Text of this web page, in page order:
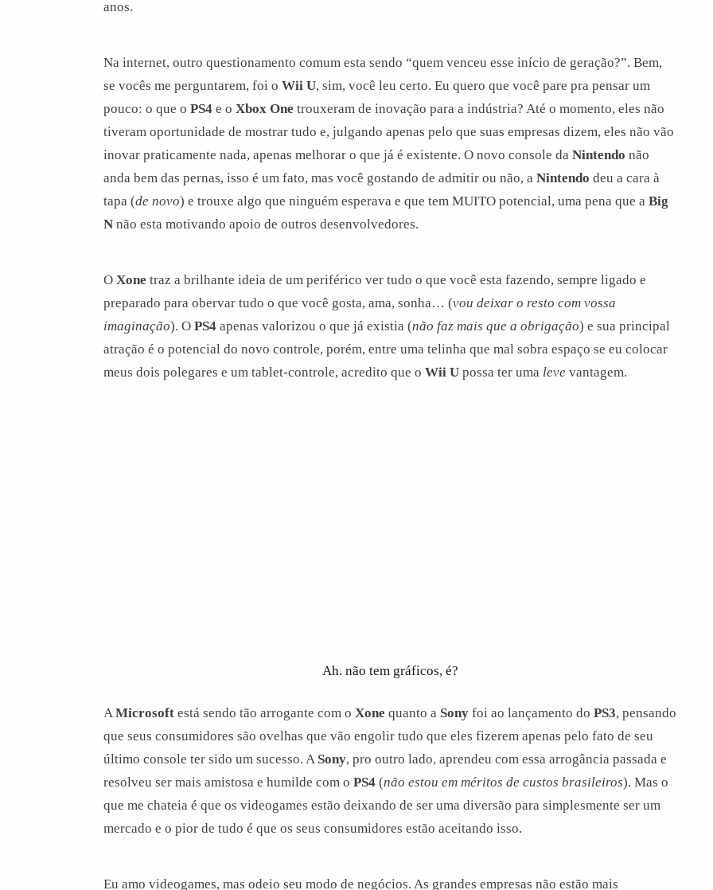
anos.
Na internet, outro questionamento comum esta sendo “quem venceu esse início de geração?”. Bem,
se vocês me perguntarem, foi o Wii U, sim, você leu certo. Eu quero que você pare pra pensar um
pouco: o que o PS4 e o Xbox One trouxeram de inovação para a indústria? Até o momento, eles não
tiveram oportunidade de mostrar tudo e, julgando apenas pelo que suas empresas dizem, eles não vão
inovar praticamente nada, apenas melhorar o que já é existente. O novo console da Nintendo não
anda bem das pernas, isso é um fato, mas você gostando de admitir ou não, a Nintendo deu a cara à
tapa (de novo) e trouxe algo que ninguém esperava e que tem MUITO potencial, uma pena que a Big
N não esta motivando apoio de outros desenvolvedores.
O Xone traz a brilhante ideia de um periférico ver tudo o que você esta fazendo, sempre ligado e
preparado para obervar tudo o que você gosta, ama, sonha… (vou deixar o resto com vossa
imaginação). O PS4 apenas valorizou o que já existia (não faz mais que a obrigação) e sua principal
atração é o potencial do novo controle, porém, entre uma telinha que mal sobra espaço se eu colocar
meus dois polegares e um tablet-controle, acredito que o Wii U possa ter uma leve vantagem.
Ah. não tem gráficos, é?
A Microsoft está sendo tão arrogante com o Xone quanto a Sony foi ao lançamento do PS3, pensando
que seus consumidores são ovelhas que vão engolir tudo que eles fizerem apenas pelo fato de seu
último console ter sido um sucesso. A Sony, pro outro lado, aprendeu com essa arrogância passada e
resolveu ser mais amistosa e humilde com o PS4 (não estou em méritos de custos brasileiros). Mas o
que me chateia é que os videogames estão deixando de ser uma diversão para simplesmente ser um
mercado e o pior de tudo é que os seus consumidores estão aceitando isso.
Eu amo videogames, mas odeio seu modo de negócios. As grandes empresas não estão mais